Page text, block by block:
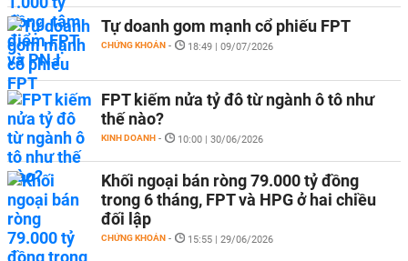
Tự doanh gom mạnh cổ phiếu FPT
CHỨNG KHOÁN - 18:49 | 09/07/2026
FPT kiếm nửa tỷ đô từ ngành ô tô như
thế nào?
KINH DOANH - 10:00 | 30/06/2026
Khối ngoại bán ròng 79.000 tỷ đồng
trong 6 tháng, FPT và HPG ở hai chiều
đối lập
CHỨNG KHOÁN - 15:55 | 29/06/2026